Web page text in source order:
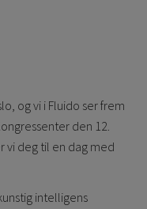
og vi i Fluido ser frem
den 12.
vi deg til en dag med
intelligens